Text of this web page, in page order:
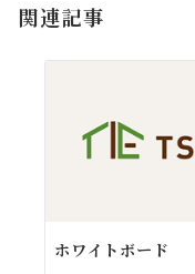
ン
関連記事
ホワイトボード